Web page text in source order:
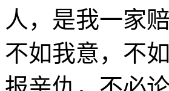
人，是我一家
不如我意，不